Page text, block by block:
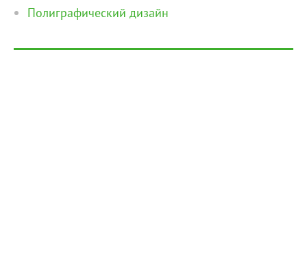
Полиграфический дизайн